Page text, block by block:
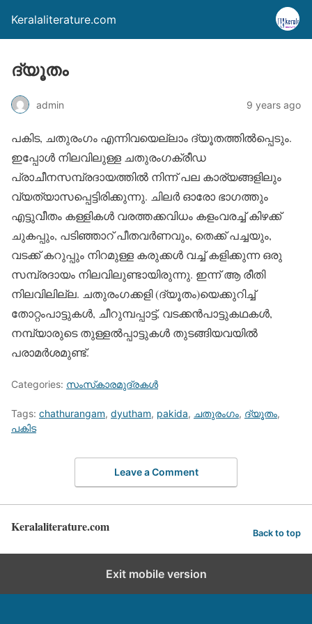
Keralaliterature.com
ദ്യൂതം
admin 9 years ago
പകിട, ചതുരംഗം എന്നിവയെല്ലാം ദ്യൂതത്തില്‍പ്പെടും.
ഇപ്പോള്‍ നിലവിലുള്ള ചതുരംഗക്രീഡ
പ്രാചീനസമ്പ്രദായത്തില്‍ നിന്ന് പല കാര്യങ്ങളിലും
വ്യത്യാസപ്പെട്ടിരിക്കുന്നു. ചിലര്‍ ഓരോ ഭാഗത്തും
എട്ടുവീതം കള്ളികള്‍ വരത്തക്കവിധം കളംവരച്ച് കിഴക്ക്
ചുകപ്പും, പടിഞ്ഞാറ് പീതവര്‍ണവും, തെക്ക് പച്ചയും,
വടക്ക് കറുപ്പും നിറമുള്ള കരുക്കള്‍ വച്ച് കളിക്കുന്ന ഒരു
സമ്പ്രദായം നിലവിലുണ്ടായിരുന്നു. ഇന്ന് ആ രീതി
നിലവിലില്ല. ചതുരംഗക്കളി (ദ്യൂതം)യെക്കുറിച്ച്
തോറ്റംപാട്ടുകള്‍, ചീറുമ്പപ്പാട്ട്, വടക്കന്‍പാട്ടുകഥകള്‍,
നമ്പ്യാരുടെ തുള്ളല്‍പ്പാട്ടുകള്‍ തുടങ്ങിയവയില്‍
പരാമര്‍ശമുണ്ട്.
Categories: സംസ്‌കാരമുദ്രകള്‍
Tags: chathurangam, dyutham, pakida, ചതുരംഗം, ദ്യൂതം,
പകിട
Leave a Comment
Keralaliterature.com Back to top
Exit mobile version